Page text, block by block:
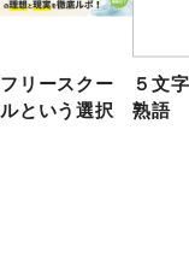
フリースクー
ルという選択
５文
熟語